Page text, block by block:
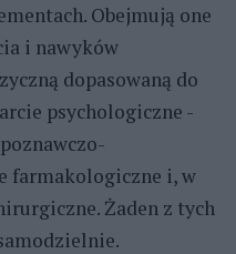
Obejmują one
i nawyków
dopasowaną do
psychologiczne -
farmakologiczne i, w
Żaden z tych